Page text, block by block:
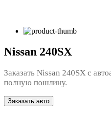
Nissan 240SX
Заказать Nissan 240SX с
полную пошлину.
Заказать авто